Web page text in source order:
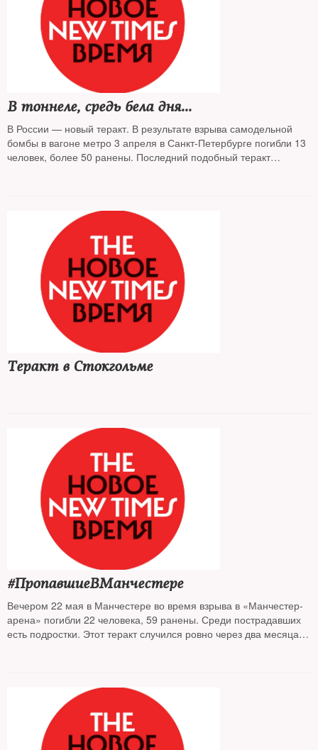
рациональные объяснения? Об этом в редакции The New Times
спорили два контрразведчика, в прошлом сотрудники КГБ/ФСБ,
— генерал-майор в отставке
Алексей Кондауров, много лет проработавший в службе по
борьбе с терроризмом (7-й отдел) Пятого управления КГБ
СССР, и бывший сотрудник контрразведки Московского
управления КГБ СССР полковник в запасе Геннадий Гудков
В тоннеле, средь бела дня...
В России — новый теракт. В результате взрыва самодельной
бомбы в вагоне метро 3 апреля в Санкт-Петербурге погибли 13
человек, более 50 ранены. Последний подобный теракт
было с момента московских терактов 2010 года на станциях
«Лубянка» и «Парк культуры» — тогда 41 человек погиб, 88
получили ранения.
Как жители Санкт-Петербурга узнали о том, что в подземке
случилась трагедия, и какой была реакция горожан на общую
беду — о событиях 3 апреля рассказывают очевидцы
Теракт в Стокгольме
#ПропавшиеВМанчестере
Вечером 22 мая в Манчестере во время взрыва в «Манчестер-
арена» погибли 22 человека, 59 ранены. Среди пострадавших
есть подростки. Этот теракт случился ровно через два месяца